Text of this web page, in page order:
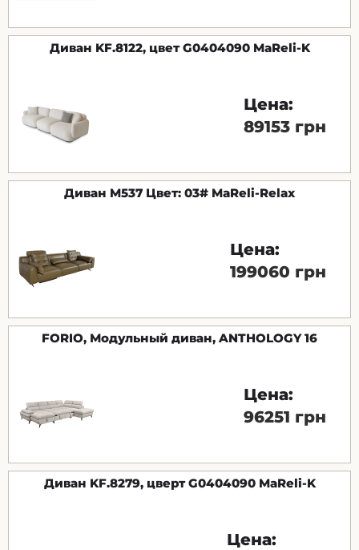
Диван KF.8122, цвет G0404090 MaReli-K
Цена:
89153 грн
Диван M537 Цвет: 03# MaReli-Relax
Цена:
199060 грн
FORIO, Модульный диван, ANTHOLOGY 16
Цена:
96251 грн
Диван KF.8279, цверт G0404090 MaReli-K
Цена: